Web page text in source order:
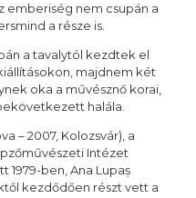
emberiség nem csupán a
a része is.
a tavalytól kezdtek el
majdnem két
oka a művésznő korai,
halála.
– 2007, Kolozsvár), a
Intézet
1979-ben, Ana Lupaș
kezdődően részt vett a